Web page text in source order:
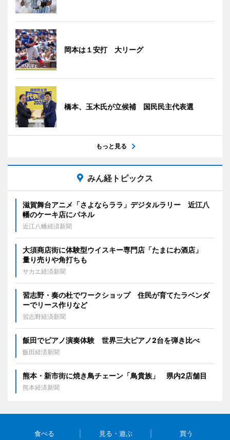
岡本は１安打 大リーグ
橋本、玉木氏が立候補 国民民主代表選
もっと見る
みん経トピックス
滋賀舞台アニメ「さよならララ」デジタルラリー 近江八
幡のケーキ店にパネル
近江八幡経済新聞
大須商店街に体験型ウイスキー専門店「たまにわ酒店」
量り売りや角打ちも
サカエ経済新聞
習志野・奏の杜でワークショップ 住民が育てたラベンダ
ーでリース作りなど
習志野経済新聞
飯田でピアノ演奏体験 世界三大ピアノ2台を弾き比べ
飯田経済新聞
熊本・新市街に焼き鳥チェーン「鳥貴族」 県内2店舗目
熊本経済新聞
食べる 見る・遊ぶ 買う